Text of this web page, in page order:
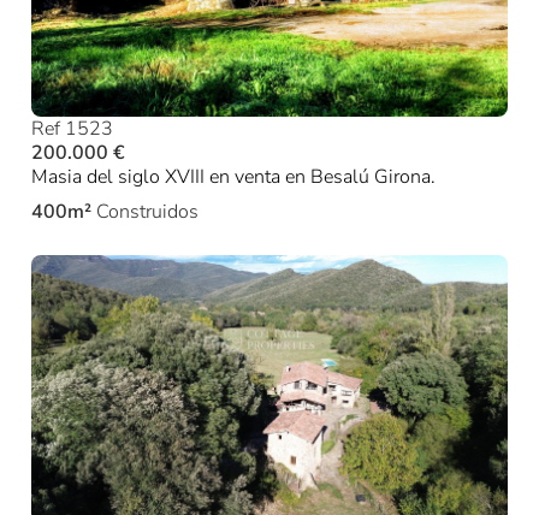
Ref 1523
200.000 €
Masia del siglo XVIII en venta en Besalú Girona.
400m² Construidos